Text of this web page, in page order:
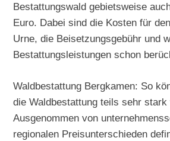
Bestattungswald gebietsweise
Euro. Dabei sind die Kosten für
Urne, die Beisetzungsgebühr und
Bestattungsleistungen schon
Waldbestattung Bergkamen: So
die Waldbestattung teils sehr stark
Ausgenommen von
regionalen Preisunterschieden